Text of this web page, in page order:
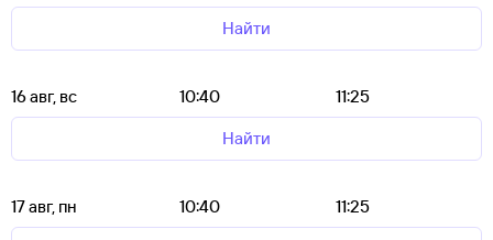
Найти
16 авг, вс 10:40
11:25
Найти
17 авг, пн 10:40
11:25